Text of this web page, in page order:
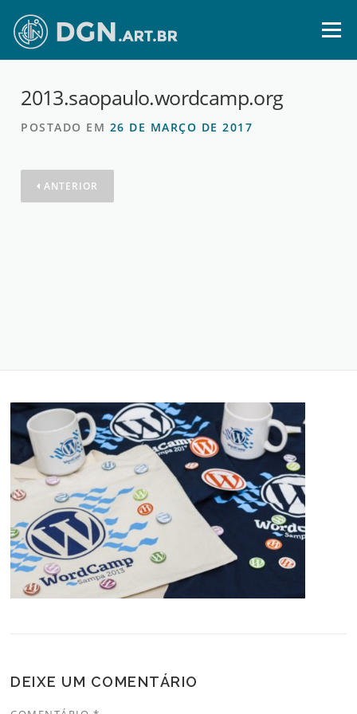
para
conteúdo
Menu
2013.saopaulo.wordcamp.org
POSTADO EM 26 DE MARÇO DE 2017
ANTERIOR
DEIXE UM COMENTÁRIO